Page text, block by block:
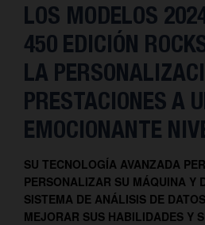
Contacto
LOS MODELOS
450 EDICIÓN
LA
PRESTACIONES A
EMOCIONANTE
SU TECNOLOGÍA AVANZADA
PERSONALIZAR SU MÁQUINA Y
SISTEMA DE ANÁLISIS DE
MEJORAR SUS HABILIDADES Y